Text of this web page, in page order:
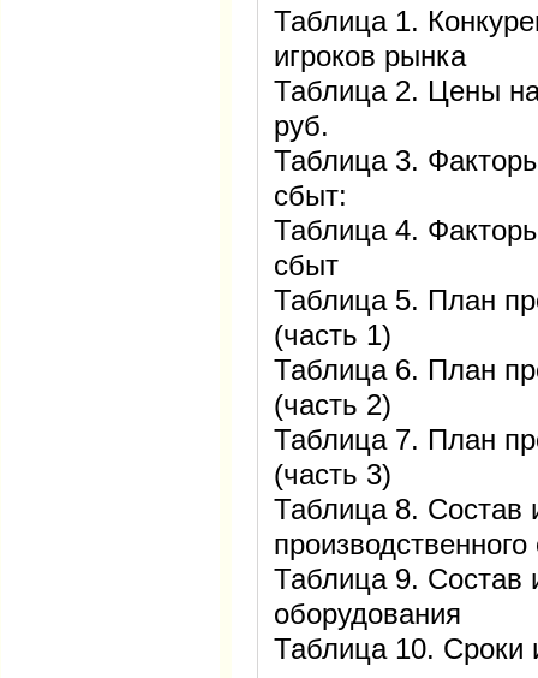
Таблица 1.
игроков рынка
Таблица 2. Цены
руб.
Таблица 3.
сбыт:
Таблица 4.
сбыт
Таблица 5. План
(часть 1)
Таблица 6. План
(часть 2)
Таблица 7. План
(часть 3)
Таблица 8. Состав
Таблица 9. Состав
оборудования
Таблица 10. Сроки